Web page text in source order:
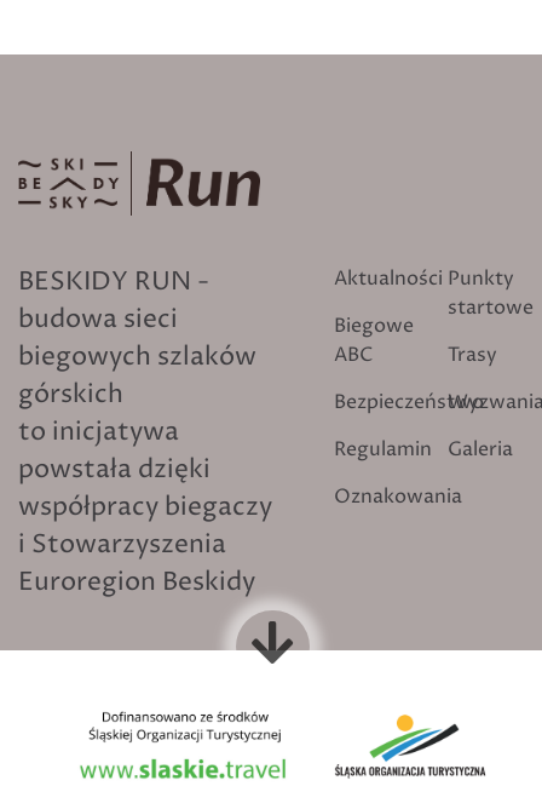
BESKIDY RUN -
budowa sieci
biegowych szlaków
górskich
to inicjatywa
powstała dzięki
współpracy biegaczy
i Stowarzyszenia
Euroregion Beskidy
Aktualności
Biegowe
ABC
Bezpieczeństwo
Regulamin
Oznakowania
Punkty
startowe
Trasy
Galeria